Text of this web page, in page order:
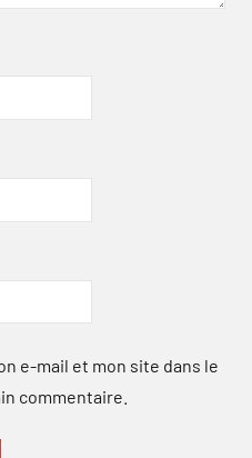
e-mail et mon site dans le
commentaire.